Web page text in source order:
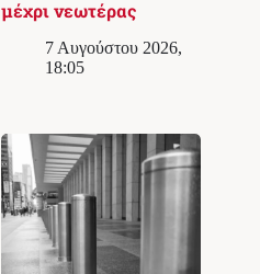
μέχρι νεωτέρας
7 Αυγούστου 2026,
18:05